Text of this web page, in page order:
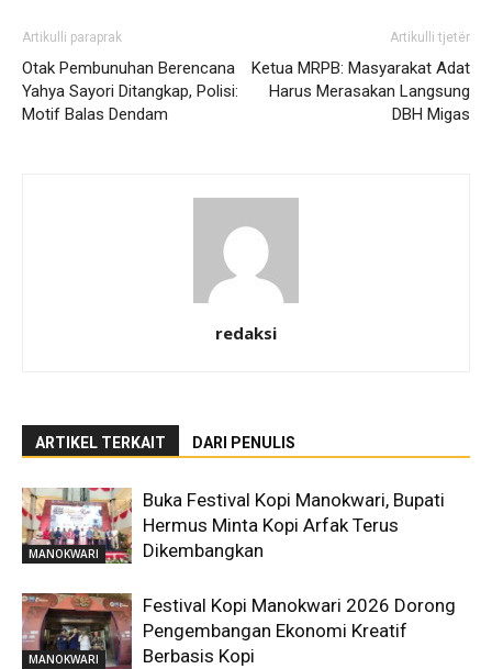
Artikulli paraprak
Otak Pembunuhan Berencana
Yahya Sayori Ditangkap, Polisi:
Motif Balas Dendam
Artikulli tjetër
Ketua MRPB: Masyarakat Adat
Harus Merasakan Langsung
DBH Migas
redaksi
ARTIKEL TERKAIT DARI PENULIS
MANOKWARI
Buka Festival Kopi Manokwari, Bupati
Hermus Minta Kopi Arfak Terus
Dikembangkan
MANOKWARI
Festival Kopi Manokwari 2026 Dorong
Pengembangan Ekonomi Kreatif
Berbasis Kopi